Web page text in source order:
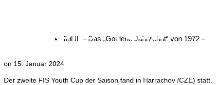
Teil II – Das „Goldene Jahrzehnt“ von 1972 –
Harrachov (CZE)
on 15. Januar 2024
Der zweite FIS Youth Cup der Saison fand in Harrachov /CZE) statt.